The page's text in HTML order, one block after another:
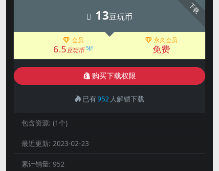
下载
13豆玩币
会员
6.5豆玩币 5折
永久会员
免费
购买下载权限
已有952 人解锁下载
包含资源: (1个)
最近更新: 2023-02-23
累计销量: 952